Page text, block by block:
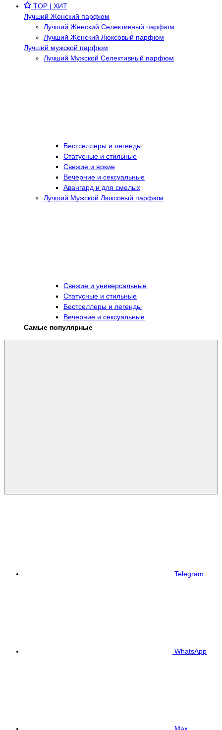
TOP | ХИТ
Лучший Женский парфюм
Лучший Женский Селективный парфюм
Лучший Женский Люксовый парфюм
Лучший мужской парфюм
Лучший Мужской Селективный парфюм
Бестселлеры и легенды
Статусные и стильные
Свежие и яркие
Вечерние и сексуальные
Авангард и для смелых
Лучший Мужской Люксовый парфюм
Свежие и универсальные
Статусные и стильные
Бестселлеры и легенды
Вечерние и сексуальные
Самые популярные
Telegram
WhatsApp
Max